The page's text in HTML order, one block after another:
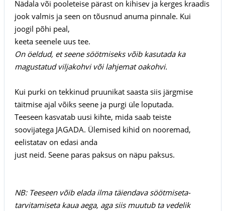
Nädala või pooleteise pärast on kihisev ja kerges kraadis
jook valmis ja seen on tõusnud anuma pinnale. Kui
joogil põhi peal,
keeta seenele uus tee.
On öeldud, et seene söötmiseks võib kasutada ka
magustatud viljakohvi või lahjemat oakohvi.
Kui purki on tekkinud pruunikat saasta siis järgmise
täitmise ajal võiks seene ja purgi üle loputada.
Teeseen kasvatab uusi kihte, mida saab teiste
soovijatega JAGADA. Ülemised kihid on nooremad,
eelistatav on edasi anda
just neid. Seene paras paksus on näpu paksus.
NB: Teeseen võib elada ilma täiendava söötmiseta-
tarvitamiseta kaua aega, aga siis muutub ta vedelik